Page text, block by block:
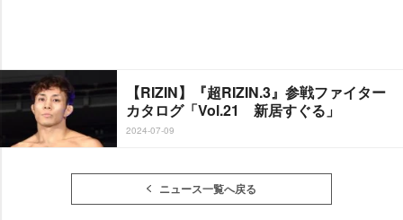
【RIZIN】『超RIZIN.3』参戦ファイター
カタログ「Vol.21 新居すぐる」
2024-07-09
ニュース一覧へ戻る